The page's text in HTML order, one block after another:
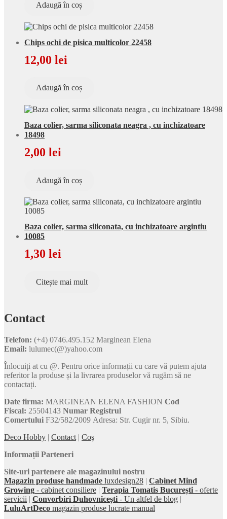
Adaugă în coș
Chips ochi de pisica multicolor 22458
12,00 lei
Adaugă în coș
Baza colier, sarma siliconata neagra , cu inchizatoare
18498
2,00 lei
Adaugă în coș
Baza colier, sarma siliconata, cu inchizatoare argintiu
10085
1,30 lei
Citește mai mult
Contact
Telefon: (+4) 0746.495.152 Marginean Elena
Email: lulumec(@)yahoo.com
Înlocuiți at cu @. Pentru orice informații cu care vă putem ajuta
referitor la produse și la livrarea produselor vă rugăm să ne
contactați.
Date firma: MARGINEAN ELENA FASHION Cod
Fiscal: 25504143 Numar Registrul
Comertului F32/582/2009 Adresa: Str. Cugir nr. 5, Sibiu.
Deco Hobby | Contact | Coş
Informații Parteneri
Site-uri partenere ale magazinului nostru
Magazin produse handmade luxdesign28 | Cabinet Mind
Growing - cabinet consiliere | Terapia Tomatis București - oferte
servicii | Convorbiri Duhovnicești - Un altfel de blog |
LuluArtDeco magazin produse lucrate manual